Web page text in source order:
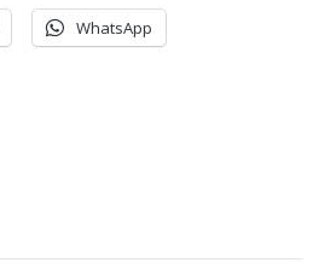
WhatsApp